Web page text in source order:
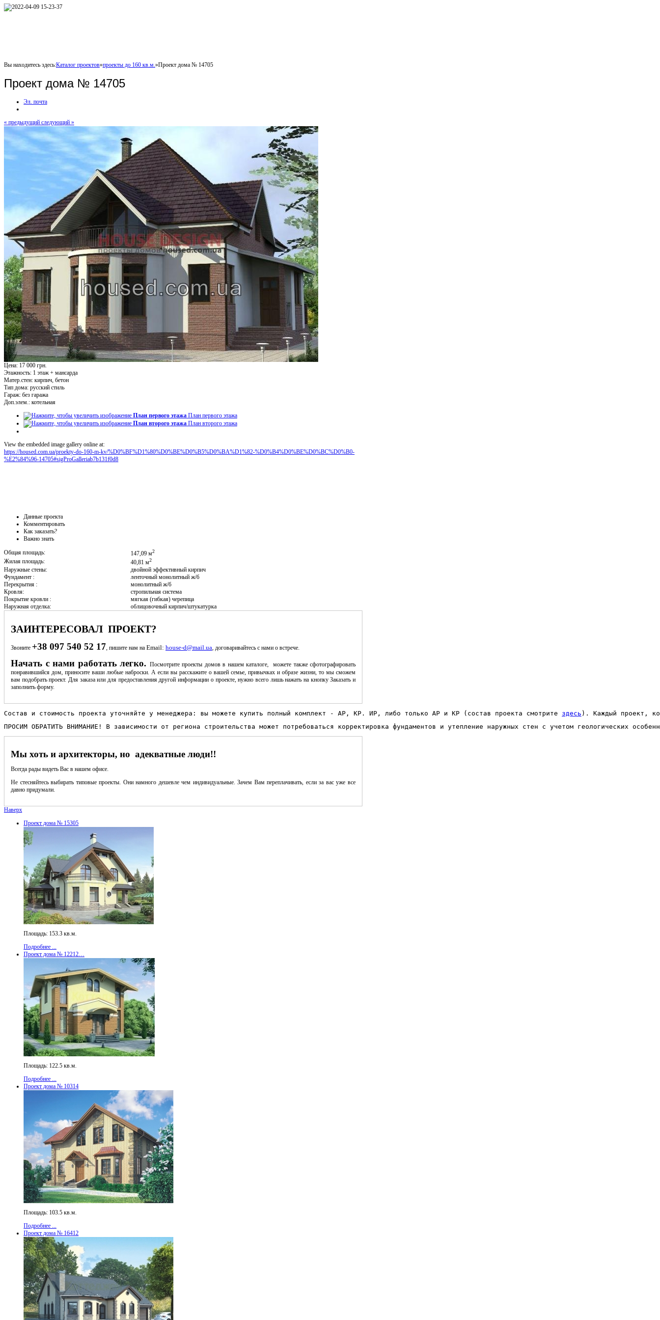
Вы находитесь здесь:Каталог проектов»проекты до 160 кв.м. »Проект дома № 14705
Проект дома № 14705
Эл. почта
« предыдущий следующий »
Цена: 17 000 грн.
Этажность: 1 этаж + мансарда
Матер.стен: кирпич, бетон
Тип дома: русский стиль
Гараж: без гаража
Доп.элем.: котельная
План первого этажа План первого этажа
План второго этажа План второго этажа
View the embedded image gallery online at:
https://housed.com.ua/proekty-do-160-m-kv/%D0%BF%D1%80%D0%BE%D0%B5%D0%BA%D1%82-%D0%B4%D0%BE%D0%BC%D0%B0-
%E2%84%96-14705#sigProGalleriab7b131f0d8
Данные проекта
Комментировать
Как заказать?
Важно знать
Общая площадь:
147,09 м2
Жилая площадь: 40,81 м2
Наружные стены:
двойной эффективный кирпич
Фундамент :
ленточный монолитный ж/б
Перекрытия :
монолитный ж/б
Кровля:
стропильная система
Покрытие кровли :
мягкая (гибкая) черепица
Наружная отделка:
облицовочный кирпич/штукатурка
ЗАИНТЕРЕСОВАЛ ПРОЕКТ?
Звоните +38 097 540 52 17 , пишите нам на Email: house-d@mail.ua , договаривайтесь с нами о встрече.
Начать с нами работать легко. Посмотрите проекты домов в нашем каталоге, можете также сфотографировать
понравившийся дом, приносите ваши любые наброски. А если вы расскажите о вашей семье, привычках и образе жизни, то мы сможем
вам подобрать проект. Для заказа или для предоставления другой информации о проекте, нужно всего лишь нажать на кнопку Заказать и
заполнить форму.
Состав и стоимость проекта уточняйте у менеджера: вы можете купить полный комплект - АР, КР. ИР, либо только АР и КР (состав проекта смотрите здесь ). Каждый проект,
ПРОСИМ ОБРАТИТЬ ВНИМАНИЕ! В зависимости от региона строительства может потребоваться корректировка фундаментов и утепление наружных стен с учетом геологических
Мы хоть и архитекторы, но адекватные люди!!
Всегда рады видеть Вас в нашем офисе.
Не стесняйтесь выбирать типовые проекты. Они намного дешевле чем индивидуальные. Зачем Вам переплачивать, если за вас уже все
давно придумали.
Наверх
Проект дома № 15305
Площадь: 153.3 кв.м.
Подробнее ...
Проект дома № 12212…
Площадь: 122.5 кв.м.
Подробнее ...
Проект дома № 10314
Площадь: 103.5 кв.м.
Подробнее ...
Проект дома № 16412